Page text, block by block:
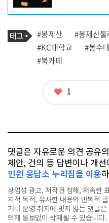
자
프
필 기
사
관
련
태
태
그
#봉제산 #봉제산
#KC대학교
#봉수대
#북카페
좋1
댓글은 자유로운 의견 공유
제안, 건의 등 답변이나 개
민원 응답소 누리집을 이용
상업성 광고, 저작권 침해, 저속한
치적 목적, 유사한 내용의 반복적
거나 운영 취지에 맞지 않는 댓글
의해 통보없이 삭제될 수 있습니다.